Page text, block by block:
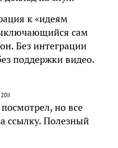
к «идеям
сам
Без интеграции
поддержки видео.
2011
но все
ссылку. Полезный